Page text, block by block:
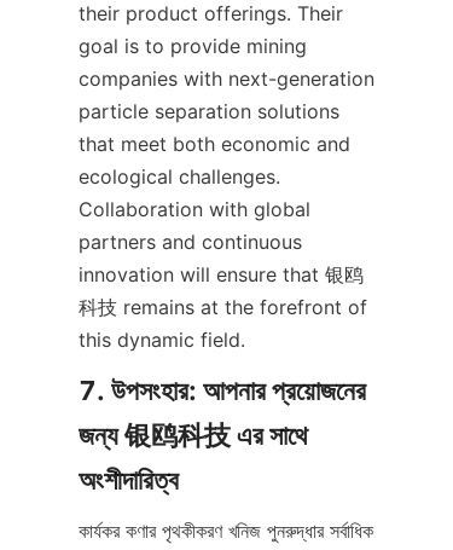
their product offerings. Their
goal is to provide mining
companies with next-generation
particle separation solutions
that meet both economic and
ecological challenges.
Collaboration with global
partners and continuous
innovation will ensure that 银鸥
科技 remains at the forefront of
this dynamic field.
7. উপসংহার: আপনার প্রয়োজনের
জন্য 银鸥科技 এর সাথে
অংশীদারিত্ব
কার্যকর কণার পৃথকীকরণ খনিজ পুনরুদ্ধার সর্বাধিক